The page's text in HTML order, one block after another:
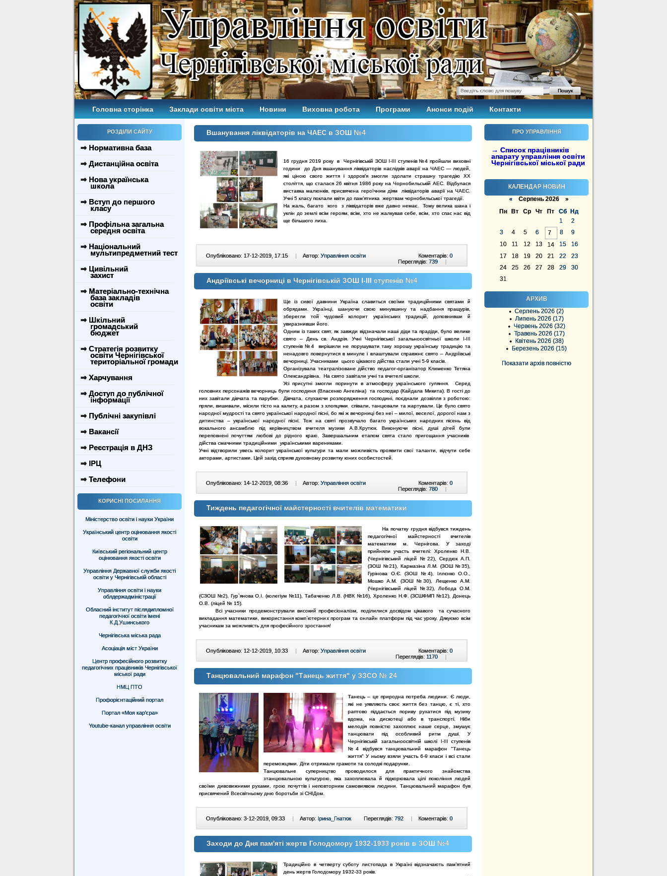
Головна сторінка Заклади освіти міста Новини Виховна робота Програми Анонси подій Контакти
РОЗДІЛИ САЙТУ
⇒ Нормативна база
⇒ Дистанційна освіта
⇒ Нова українська
школа
⇒ Вступ до першого
класу
⇒ Профільна загальна
середня освіта
⇒ Національний
мультипредметний тест
⇒ Цивільний
захист
⇒ Матеріально-технічна
база закладів
освіти
⇒ Шкільний
громадський
бюджет
⇒ Стратегія розвитку
освіти Чернігівської
територіальної громади
⇒ Харчування
⇒ Доступ до публічної
інформації
⇒ Публічні закупівлі
⇒ Вакансії
⇒ Реєстрація в ДНЗ
⇒ ІРЦ
⇒ Телефони
КОРИСНІ ПОСИЛАННЯ
Міністерство освіти і науки України
Український центр оцінювання якості
освіти
Київський регіональний центр
оцінювання якості освіти
Управління Державної служби якості
освіти у Чернігівській області
Управління освіти і науки
облдержадміністрації
Обласний інститут післядипломної
педагогічної освіти імені
К.Д.Ушинського
Чернігівська міська рада
Асоціація міст України
Центр професійного розвитку
педагогічних працівників Чернігівської
міської ради
НМЦ ПТО
Профорієнтаційний портал
Портал «Моя кар’єра»
Youtube-канал управління освіти
ПРО УПРАВЛІННЯ
→ Список працівників
апарату управління освіти
Чернігівської міської ради
КАЛЕНДАР НОВИН
« Серпень 2026 »
Пн
Вт Ср Чт Пт Сб
Нд
1
2
3
4 5 6 7 8
9
10
11 12 13 14 15
16
17
18 19 20 21 22
23
24
25 26 27 28 29
30
31
АРХИВ
Серпень 2026 (2)
Липень 2026 (17)
Червень 2026 (32)
Травень 2026 (17)
Квітень 2026 (38)
Березень 2026 (15)
Показати архів повністю
Вшанування ліквідаторів на ЧАЕС в ЗОШ №4
16 грудня 2019 року в Чернігівській ЗОШ І-ІІІ ступенів №4 пройшли виховні
години до Дня вшанування ліквідаторів наслідків аварії на ЧАЕС — людей,
які ціною свого життя і здоров'я змогли здолати страшну трагедію XX
століття, що сталася 26 квітня 1986 року на Чорнобильській АЕС. Відбулася
виставка малюнків, присвячена героїчним діям ліквідаторів аварії на ЧАЕС.
Учні 5 класу поклали квіти до пам’ятника жертвам чорнобильської трагедії.
На жаль, багато кого з ліквідаторів вже давно немає. Тому велика шана і
уклін до землі всім героям, всім, хто не жалкував себе, всім, хто спас нас від
ще більшого лиха.
Опубліковано: 17-12-2019, 17:15 | Автор: Управління освіти Коментарів: 0
Переглядів: 739 |
Андріївські вечорниці в Чернігівській ЗОШ І-ІІІ ступенів №4
Ще із сивої давнини Україна славиться своїми традиційними святами й
обрядами. Українці, шануючи свою минувшину та надбання пращурів,
зберегли той чудовий колорит українських традицій, доповнивши й
увиразнивши його.
Одним із таких свят, як завжди відзначали наші діди та прадіди, було велике
свято – День св. Андрія. Учні Чернігівської загальноосвітньої школи І-ІІІ
ступенів №4 вирішили не порушувати таку хорошу українську традицію та
ненадовго повернутися в минуле і влаштували справжнє свято – Андріївські
вечорниці. Учасниками цього цікавого дійства стали учні 5-9 класів.
Організувала театралізоване дійство педагог-організатор Клименко Тетяна
Олександрівна. На свято завітали учні та вчителі школи.
Усі присутні змогли поринути в атмосферу українського гуляння. Серед
головних персонажів вечорниць були господиня (Власенко Ангеліна) та господар (Кайдала Микита). В гості до
них завітали дівчата та парубки. Дівчата, слухаючи розпорядження господині, поєднали дозвілля з роботою:
пряли, вишивали, місили тісто на калиту, а разом з хлопцями співали, танцювали та жартували. Це було свято
народної мудрості та свято української народної пісні, бо які ж вечорниці без неї – милої, веселої, дорогої нам з
дитинства – української народної пісні. Тож на святі прозвучало багато українських народних пісень від
вокального ансамблю під керівництвом вчителя музики А.В.Крутюк. Виконуючи пісні, душі дітей були
переповнені почуттям любові до рідного краю. Завершальним етапом свята стало пригощання учасників
дійства смачними традиційними українськими варениками.
Учні відтворили увесь колорит української культури та мали можливість проявити свої таланти, відчути себе
акторами, артистами. Цей захід сприяв духовному розвитку юних особистостей.
Опубліковано: 14-12-2019, 08:36 | Автор: Управління освіти Коментарів: 0
Переглядів: 780 |
Тиждень педагогічної майстерності вчителів математики
На початку грудня відбувся тиждень
педагогічної майстерності вчителів
математики м. Чернігова. У заході
прийняли участь вчителі: Хроленко Н.В.
(Чернігівський ліцей №22), Сердюк А.П.
(ЗОШ №21), Кармазіна Л.М. (ЗОШ №35),
Гурінова О.Є. (ЗОШ №4), Іллєнко О.О.,
Мошко А.М. (ЗОШ №30), Лещенко А.М.
(Чернігівський ліцей №32), Лобода О.М.
(СЗОШ №2), Гур`янова О.І. (колегіум №11), Табаченко Л.В. (НВК №16), Хроленко Н.Ф. (ЗСШФМП №12), Донець
О.В. (ліцей № 15).
Всі учасники продемонстрували високий професіоналізм, поділилися досвідом цікавого та сучасного
викладання математики, використання комп`ютерних програм та онлайн платформ під час уроку. Дякуємо всім
учасникам за можливість для професійного зростання!
Опубліковано: 12-12-2019, 10:33 | Автор: Управління освіти Коментарів: 0
Переглядів: 1170 |
Танцювальний марафон "Танець життя" у ЗЗСО № 24
Танець – це природна потреба людини. Є люди,
які не уявляють своє життя без танцю, є ті, хто
раптово піддається пориву рухатися під музику
вдома, на дискотеці або в транспорті. Ніби
мелодія повністю захоплює наше серце, змушує
танцювати під особливий ритм душі. У
Чернігівській загальноосвітній школі І-ІІІ ступенів
№4 відбувся танцювальний марафон "Танець
життя" У ньому взяли участь 6-9 класи і всі стали
переможцями. Діти отримали грамоти та солодкі подарунки.
Танцювальне суперництво проводилося для практичного знайомства
зтанцювальною культурою, яка захоплювала й підкорювала цілі покоління людей
своїми дивовижними рухами, грою почуттів і неповторним самовиявом людини. Танцювальний марафон був
присвячений Всесвітньому дню боротьби зі СНІДом.
Опубліковано: 3-12-2019, 09:33 | Автор: Ірина_Гнатюк Коментарів: 0
Переглядів: 792 |
Заходи до Дня пам'яті жертв Голодомору 1932-1933 років в ЗОШ №4
Традиційно в четверту суботу листопада в Україні відзначають пам’ятний
день жертв Голодомору 1932-33 років.